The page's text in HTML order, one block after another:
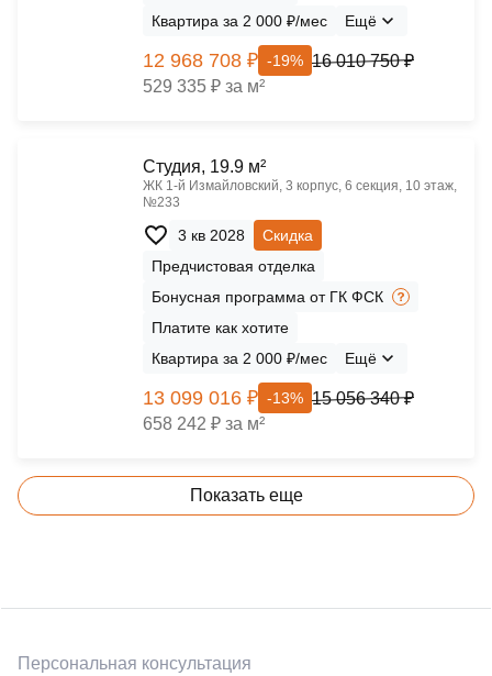
Квартира за 2 000 ₽/мес
Ещё
12 968 708 ₽ -19% 16 010 750 ₽
529 335 ₽ за м²
Cтудия, 19.9 м²
ЖК 1‑й Измайловский, 3 корпус, 6 секция, 10 этаж,
№233
3 кв 2028
Скидка
Предчистовая отделка
Бонусная программа от ГК ФСК
Платите как хотите
Квартира за 2 000 ₽/мес
Ещё
13 099 016 ₽ -13% 15 056 340 ₽
658 242 ₽ за м²
Показать еще
Персональная консультация